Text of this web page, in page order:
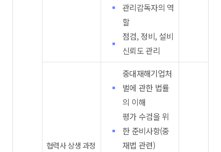
관리감독자의 역
할
점검, 정비, 설비
신뢰도 관리
협력사 상생 과정
중대재해기업처
벌에 관한 법률
의 이해
평가 수검을 위
한 준비사항(중
재법 관련)